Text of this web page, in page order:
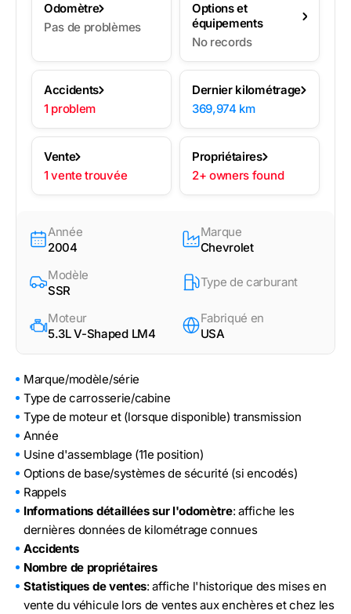
Odomètre
Pas de problèmes
Options et
équipements
No records
Accidents
1 problem
Dernier kilométrage
369,974 km
Vente
1 vente trouvée
Propriétaires
2+ owners found
Année
2004
Marque
Chevrolet
Modèle
SSR
Type de carburant
Moteur
5.3L V-Shaped LM4
Fabriqué en
USA
Marque/modèle/série
Type de carrosserie/cabine
Type de moteur et (lorsque disponible) transmission
Année
Usine d'assemblage (11e position)
Options de base/systèmes de sécurité (si encodés)
Rappels
Informations détaillées sur l'odomètre: affiche les
dernières données de kilométrage connues
Accidents
Nombre de propriétaires
Statistiques de ventes: affiche l'historique des mises en
vente du véhicule lors de ventes aux enchères et chez les